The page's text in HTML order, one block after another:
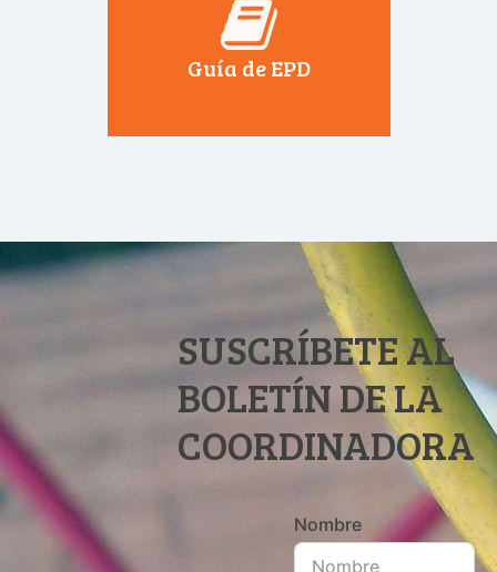
Guía de EPD
SUSCRÍBETE AL
BOLETÍN DE LA
COORDINADORA
Nombre